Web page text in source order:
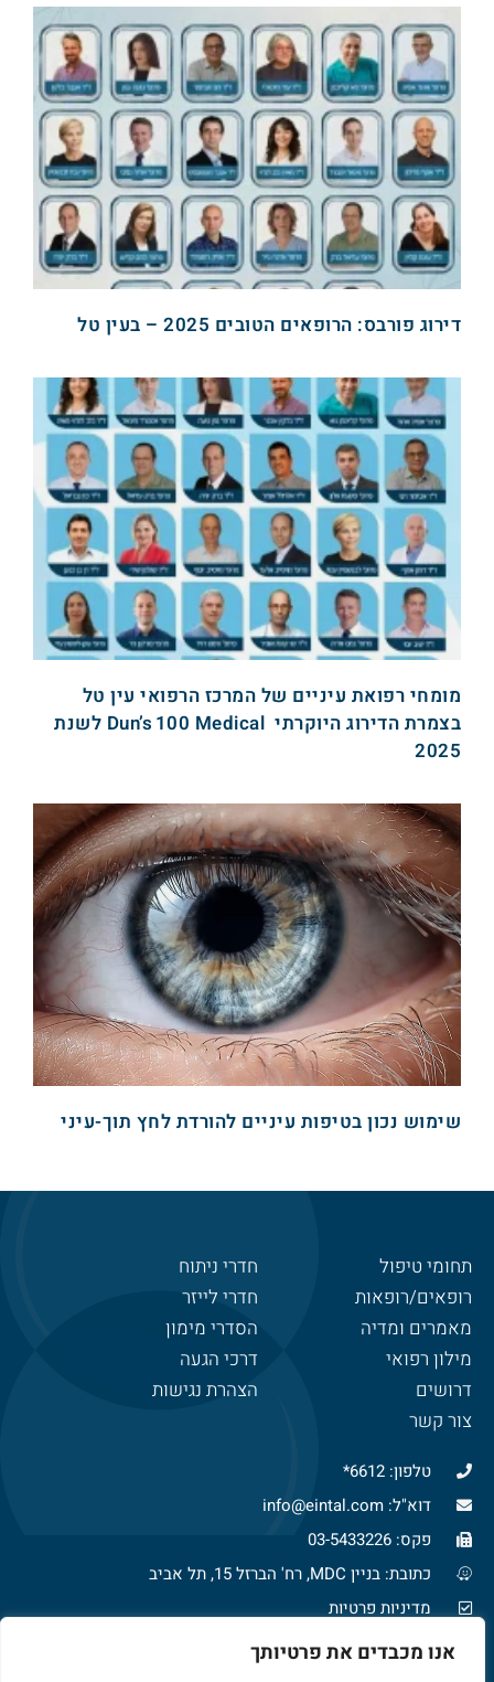
אנו מכבדים את פרטיותך
דירוג פורבס: הרופאים הטובים 2025 – בעין טל
מומחי רפואת עיניים של המרכז הרפואי עין טל
בצמרת הדירוג היוקרתי Dun’s 100 Medical לשנת
2025
שימוש נכון בטיפות עיניים להורדת לחץ תוך-עיני
תחומי טיפול
חדרי ניתוח
רופאים/רופאות
חדרי לייזר
מאמרים ומדיה
הסדרי מימון
מילון רפואי
דרכי הגעה
דרושים
הצהרת נגישות
צור קשר
טלפון: 6612*
דוא"ל: info@eintal.com
פקס: 03-5433226
כתובת: בניין MDC, רח' הברזל 15, תל אביב
מדיניות פרטיות
צרו איתנו קשר